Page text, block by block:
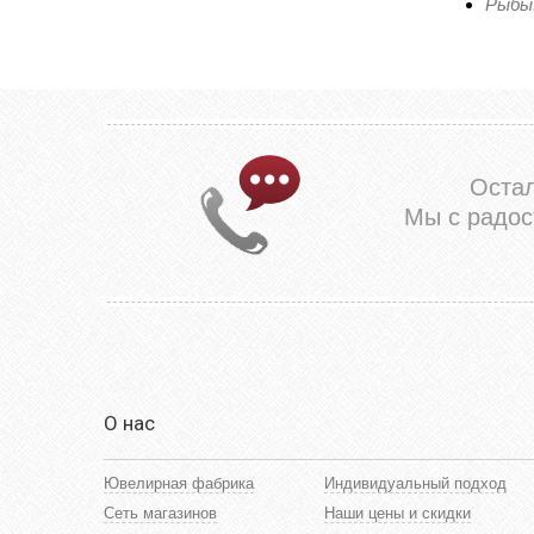
Мы с
О нас
Ювелирная фабрика
Сеть магазинов
Индивидуальный подход
Наши цены и скидки